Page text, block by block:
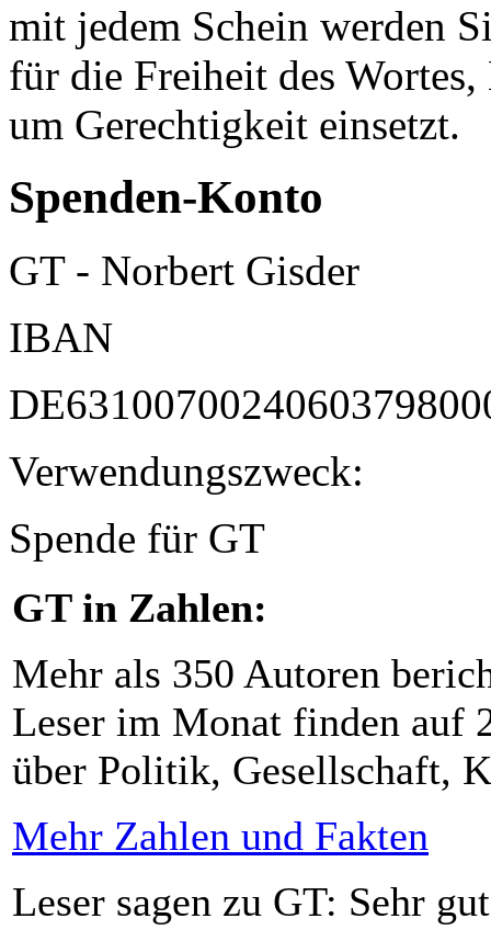
mit jedem Schein werden
für die Freiheit des
um Gerechtigkeit einsetzt.
Spenden-Konto
GT - Norbert Gisder
IBAN
Verwendungszweck:
Spende für GT
GT in Zahlen:
Mehr als 350 Autoren
Leser im Monat finden auf
über Politik, Gesellschaft,
Mehr Zahlen und Fakten
Leser sagen zu GT: Sehr